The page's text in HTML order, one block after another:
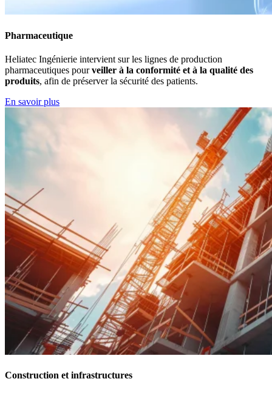
Pharmaceutique
Heliatec Ingénierie intervient sur les lignes de production
pharmaceutiques pourveiller à la conformité et à la qualité des
produits, afin de préserver la sécurité des patients.
En savoir plus
Construction et infrastructures